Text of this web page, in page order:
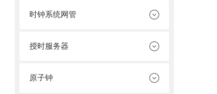
时钟系统网管
授时服务器
原子钟